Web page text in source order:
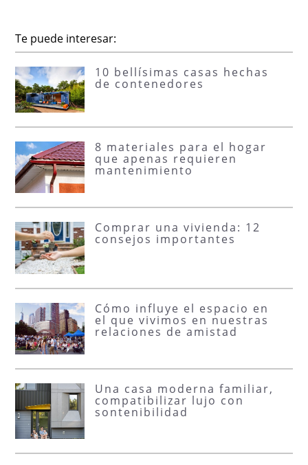
Te puede interesar:
10 bellísimas casas hechas
de contenedores
8 materiales para el hogar
que apenas requieren
mantenimiento
Comprar una vivienda: 12
consejos importantes
Cómo influye el espacio en
el que vivimos en nuestras
relaciones de amistad
Una casa moderna familiar,
compatibilizar lujo con
sontenibilidad